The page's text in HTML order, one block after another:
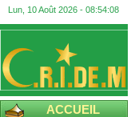
Lun, 10 Août 2026 - 08:54:09
ACCUEIL